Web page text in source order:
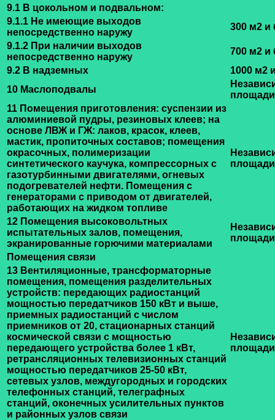
9.1 В цокольном и подвальном:
9.1.1 Не имеющие выходов
непосредственно наружу
300 м2 и
9.1.2 При наличии выходов
непосредственно наружу
700 м2 и
9.2 В надземных
1000 м2
10 Маслоподвалы
площади
11 Помещения приготовления: суспензии из
алюминиевой пудры, резиновых клеев; на
основе ЛВЖ и ГЖ: лаков, красок, клеев,
мастик, пропиточных составов; помещения
окрасочных, полимеризации
синтетического каучука, компрессорных с
газотурбинными двигателями, огневых
подогревателей нефти. Помещения с
генераторами с приводом от двигателей,
работающих на жидком топливе
площади
12 Помещения высоковольтных
испытательных залов, помещения,
экранированные горючими материалами
площади
Помещения связи
13 Вентиляционные, трансформаторные
помещения, помещения разделительных
устройств: передающих радиостанций
мощностью передатчиков 150 кВт и выше,
приемных радиостанций с числом
приемников от 20, стационарных станций
космической связи с мощностью
передающего устройства более 1 кВт,
ретрансляционных телевизионных станций
мощностью передатчиков 25-50 кВт,
сетевых узлов, междугородных и городских
телефонных станций, телеграфных
станций, оконечных усилительных пунктов
и районных узлов связи
площади